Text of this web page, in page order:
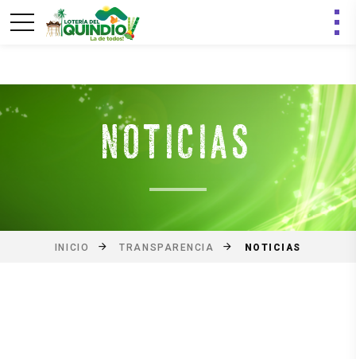
NOTICIAS
INICIO TRANSPARENCIA NOTICIAS